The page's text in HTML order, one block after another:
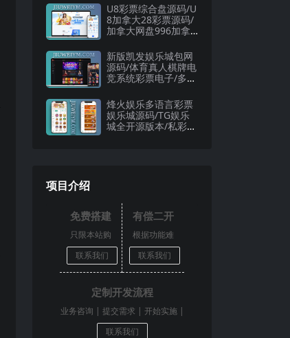
U8彩票综合盘源码/U
8加拿大28彩票源码/
加拿大网盘996加拿
新版凯发娱乐城包网
源码/体育真人棋牌电
竞系统彩票电子/多种
ext.js纯源码+后端PH
P
烽火娱乐多语言彩票
娱乐城源码/TG娱乐
城全开源版本/私彩可
项目介绍
免费搭建
只限本站购
买的源码
联系我们
有偿二开
根据功能难
度收费
联系我们
定制开发流程
业务咨询 | 提交需求 | 开始实施 |
确认 | 售后服务
联系我们